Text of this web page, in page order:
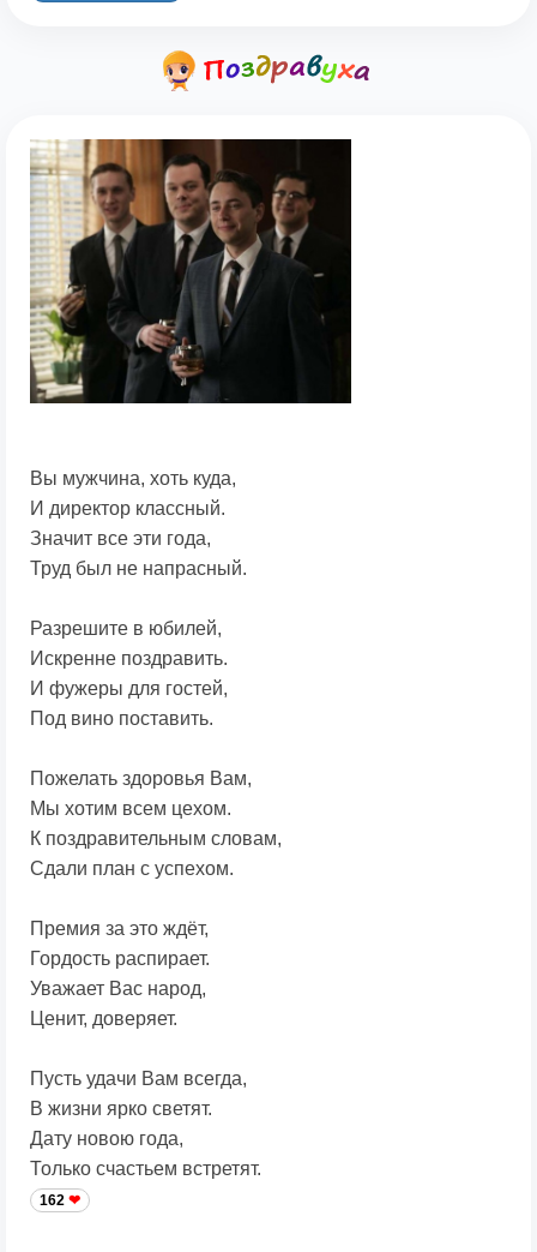
Вы мужчина, хоть куда,
И директор классный.
Значит все эти года,
Труд был не напрасный.
Разрешите в юбилей,
Искренне поздравить.
И фужеры для гостей,
Под вино поставить.
Пожелать здоровья Вам,
Мы хотим всем цехом.
К поздравительным словам,
Сдали план с успехом.
Премия за это ждёт,
Гордость распирает.
Уважает Вас народ,
Ценит, доверяет.
Пусть удачи Вам всегда,
В жизни ярко светят.
Дату новою года,
Только счастьем встретят.
162